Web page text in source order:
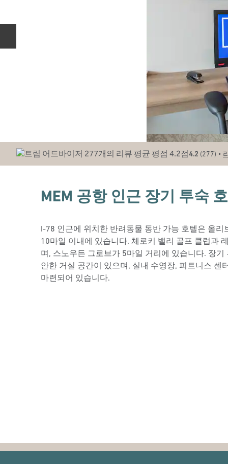
4.2 (277) •
MEM 공항 인근 장기 투숙
I-78 인근에 위치한 반려동물 동반 가능 호텔은 올리
10마일 이내에 있습니다. 체로키 밸리 골프 클럽과
며, 스노우든 그로브가 5마일 거리에 있습니다. 장기
안한 거실 공간이 있으며, 실내 수영장, 피트니스 센
마련되어 있습니다.